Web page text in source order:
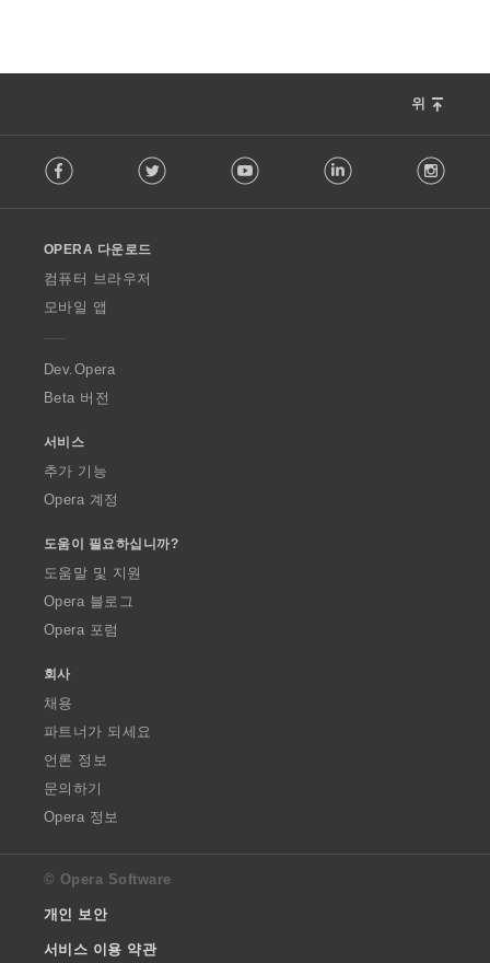
위
o
w
O
p
a
Facebook Twitter Youtube LinkedIn
OPERA 다운로드
컴퓨터 브라우저
모바일 앱
Dev.Opera
Beta 버전
서비스
추가 기능
Opera 계정
도움이 필요하십니까?
도움말 및 지원
Opera 블로그
Opera 포럼
회사
채용
파트너가 되세요
언론 정보
문의하기
Opera 정보
© Opera Software
개인 보안
서비스 이용 약관